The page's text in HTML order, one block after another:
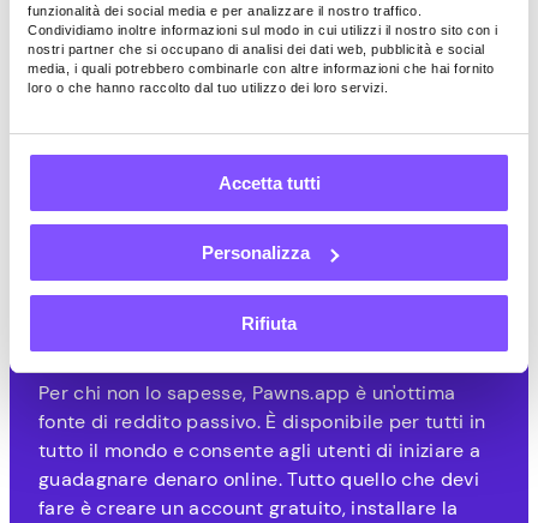
funzionalità dei social media e per analizzare il nostro traffico.
Condividiamo inoltre informazioni sul modo in cui utilizzi il nostro sito con i
nostri partner che si occupano di analisi dei dati web, pubblicità e social
media, i quali potrebbero combinarle con altre informazioni che hai fornito
loro o che hanno raccolto dal tuo utilizzo dei loro servizi.
Accetta tutti
Personalizza
Rifiuta
Come guadagnareCarte
regalo Sephora gratuite
nel 2026 Carte regalo
con Pawns.app?
Per chi non lo sapesse, Pawns.app è un'ottima
fonte di reddito passivo. È disponibile per tutti in
tutto il mondo e consente agli utenti di iniziare a
guadagnare denaro online. Tutto quello che devi
fare è creare un account gratuito, installare la